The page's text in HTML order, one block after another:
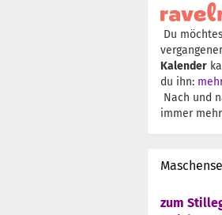
Du
Kalender
du ihn:
Nach und
immer
zum